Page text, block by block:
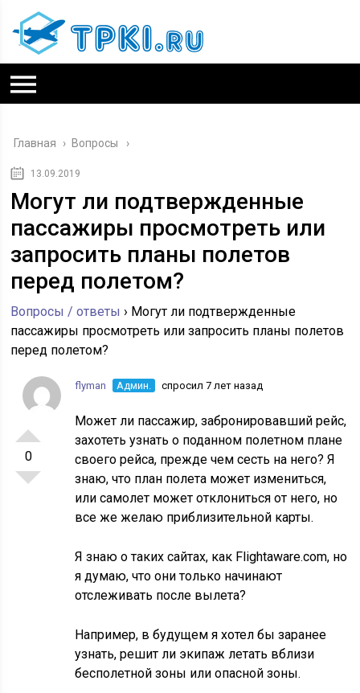
Главная › Вопросы
13.09.2019
Могут ли подтвержденные
пассажиры просмотреть или
запросить планы полетов
перед полетом?
Вопросы / ответы › Могут ли подтвержденные
пассажиры просмотреть или запросить планы полетов
перед полетом?
0
flyman Админ. спросил 7 лет назад
Может ли пассажир, забронировавший рейс,
захотеть узнать о поданном полетном плане
своего рейса, прежде чем сесть на него? Я
знаю, что план полета может измениться,
или самолет может отклониться от него, но
все же желаю приблизительной карты.
Я знаю о таких сайтах, как Flightaware.com, но
я думаю, что они только начинают
отслеживать после вылета?
Например, в будущем я хотел бы заранее
узнать, решит ли экипаж летать вблизи
бесполетной зоны или опасной зоны.